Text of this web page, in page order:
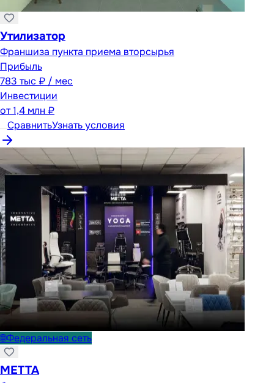
Утилизатор
Франшиза пункта приема вторсырья
Прибыль
783 тыс ₽ / мес
Инвестиции
от1,4 млн ₽
СравнитьУзнать условия
🌐Федеральная сеть
METTA